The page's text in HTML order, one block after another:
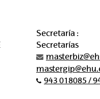
Secretaría :
Secretarías
943 018085 /